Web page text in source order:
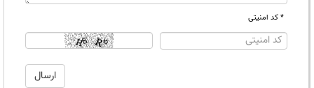
* کد امنیتی